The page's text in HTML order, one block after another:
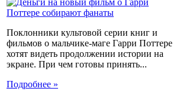
Поклонники культовой серии книг и
фильмов о мальчике-маге Гарри Поттере
хотят видеть продолжении истории на
экране. При чем готовы принять...
Подробнее »